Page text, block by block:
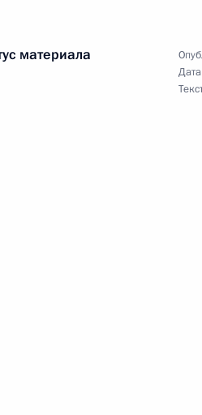
материала